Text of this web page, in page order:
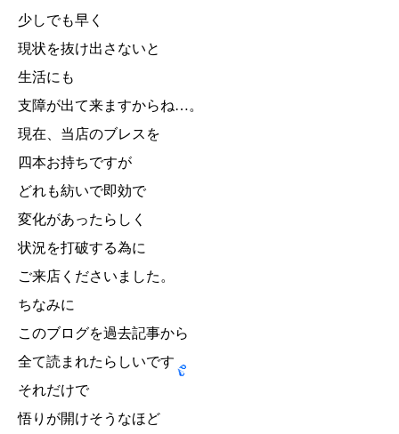
少しでも早く
現状を抜け出さないと
生活にも
支障が出て来ますからね…。
現在、当店のブレスを
四本お持ちですが
どれも紡いで即効で
変化があったらしく
状況を打破する為に
ご来店くださいました。
ちなみに
このブログを過去記事から
全て読まれたらしいです
それだけで
悟りが開けそうなほど